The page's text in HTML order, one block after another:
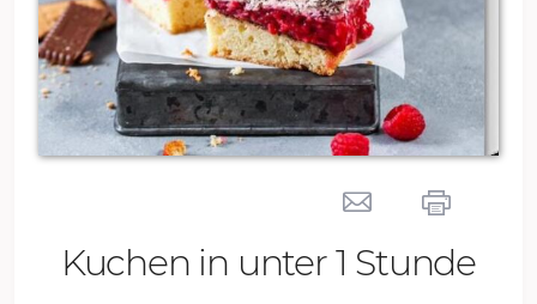
Kuchen in unter 1 Stunde